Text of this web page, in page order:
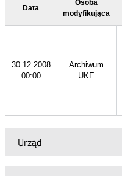
Urząd
Data
Osoba
modyfikująca
30.12.2008
00:00
Archiwum
UKE